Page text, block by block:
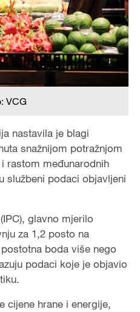
VCG
nastavila je blagi
snažnijom potražnjom
rastom međunarodnih
službeni podaci objavljeni
glavno mjerilo
za 1,2 posto na
boda više nego
podaci koje je objavio
cijene hrane i energije,